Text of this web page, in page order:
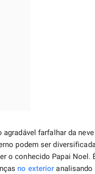
agradável farfalhar da
podem ser
o conhecido Papai Noel.
no exterior